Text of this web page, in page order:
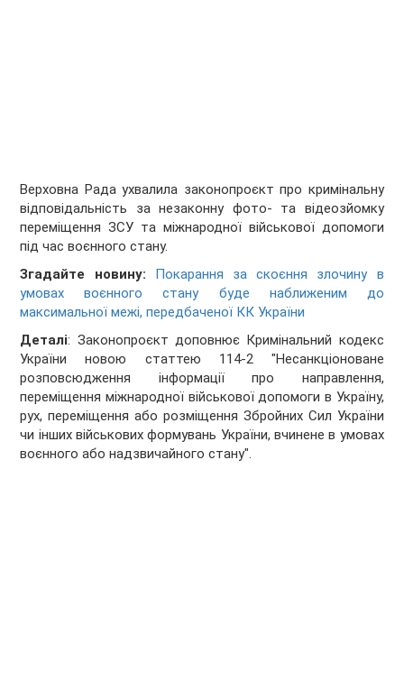
Верховна Рада ухвалила законопроєкт про кримінальну
відповідальність за незаконну фото- та відеозйомку
переміщення ЗСУ та міжнародної військової допомоги
під час воєнного стану.
Згадайте новину: Покарання за скоєння злочину в
умовах воєнного стану буде наближеним до
максимальної межі, передбаченої КК України
Деталі: Законопроєкт доповнює Кримінальний кодекс
України новою статтею 114-2 "Несанкціоноване
розповсюдження інформації про направлення,
переміщення міжнародної військової допомоги в Україну,
рух, переміщення або розміщення Збройних Сил України
чи інших військових формувань України, вчинене в умовах
воєнного або надзвичайного стану".